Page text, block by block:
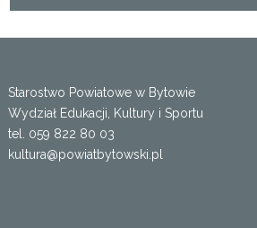
Starostwo Powiatowe w Bytowie
Wydział Edukacji, Kultury i Sportu
tel. 059 822 80 03
kultura@powiatbytowski.pl